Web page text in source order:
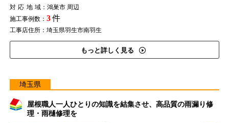
対応地域：鴻巣市 周辺
施工事例数： 3件
工事店住所：埼玉県羽生市南羽生
もっと詳しく見る
埼玉県
屋根職人一人ひとりの知識を結集させ、高品質の雨漏り修
理・雨樋修理を